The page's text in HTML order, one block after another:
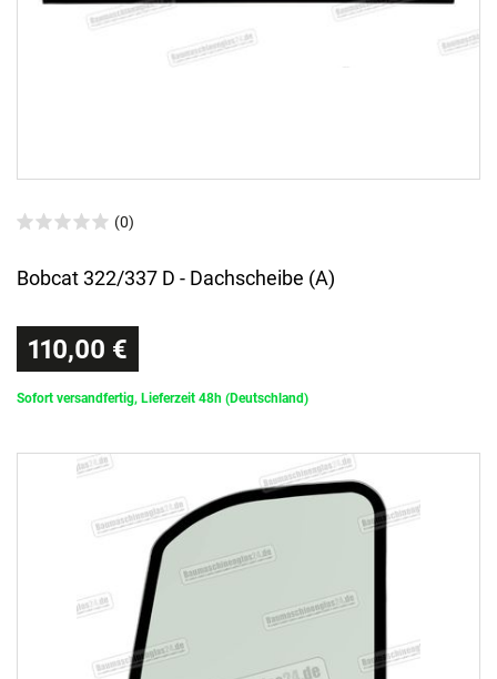
(0)
Bobcat 322/337 D - Dachscheibe (A)
110,00 €
Sofort versandfertig, Lieferzeit 48h (Deutschland)